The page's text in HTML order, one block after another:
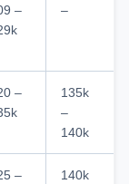
–
–
–
135k
–
140k
–
140k